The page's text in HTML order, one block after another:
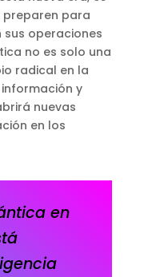
preparen para
operaciones
no es solo una
radical en la
y
nuevas
en los
en